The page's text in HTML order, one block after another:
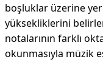
boşluklar üzerine
yüksekliklerini
notalarının farklı
okunmasıyla müzik